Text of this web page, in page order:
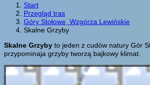
Start
Przegląd tras
Góry Stołowe, Wzgórza Lewińskie
Skalne Grzyby
Skalne Grzyby to jeden z cudów natury Gór
przypominaja grzyby tworzą bajkowy klimat.